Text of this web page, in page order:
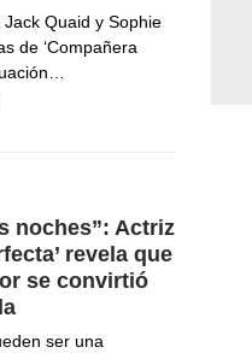
Jack Quaid y Sophie
de ‘Compañera
noches”: Actriz
revela que
se convirtió
ser una